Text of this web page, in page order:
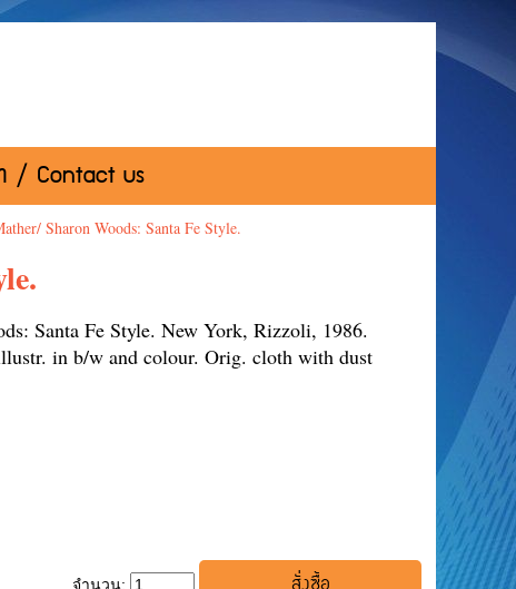
/ Contact us
Sharon Woods: Santa Fe Style.
Santa Fe Style. New York, Rizzoli, 1986.
in b/w and colour. Orig. cloth with dust
new.
จำนวน: